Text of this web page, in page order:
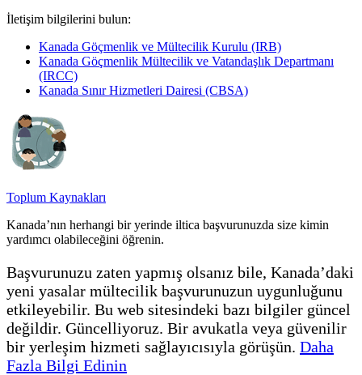
İletişim bilgilerini bulun:
Kanada Göçmenlik ve Mültecilik Kurulu (IRB)
Kanada Göçmenlik Mültecilik ve Vatandaşlık Departmanı
(IRCC)
Kanada Sınır Hizmetleri Dairesi (CBSA)
Toplum Kaynakları
Kanada’nın herhangi bir yerinde iltica başvurunuzda size kimin
yardımcı olabileceğini öğrenin.
Başvurunuzu zaten yapmış olsanız bile, Kanada’daki
yeni yasalar mültecilik başvurunuzun uygunluğunu
etkileyebilir. Bu web sitesindeki bazı bilgiler güncel
değildir. Güncelliyoruz. Bir avukatla veya güvenilir
bir yerleşim hizmeti sağlayıcısıyla görüşün. Daha
Fazla Bilgi Edinin